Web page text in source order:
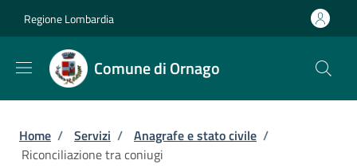
Regione Lombardia
Comune di Ornago
Briciole di pane
Home / Servizi / Anagrafe e stato civile /
Riconciliazione tra coniugi